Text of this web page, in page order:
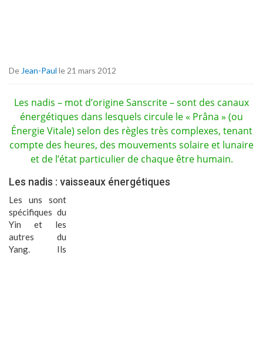
De Jean-Paul le 21 mars 2012
Les nadis – mot d’origine Sanscrite – sont des canaux
énergétiques dans lesquels circule le « Prâna » (ou
Énergie Vitale) selon des règles très complexes, tenant
compte des heures, des mouvements solaire et lunaire
et de l’état particulier de chaque être humain.
Les nadis : vaisseaux énergétiques
Les uns sont
spécifiques du
Yin et les
autres du
Yang. Ils